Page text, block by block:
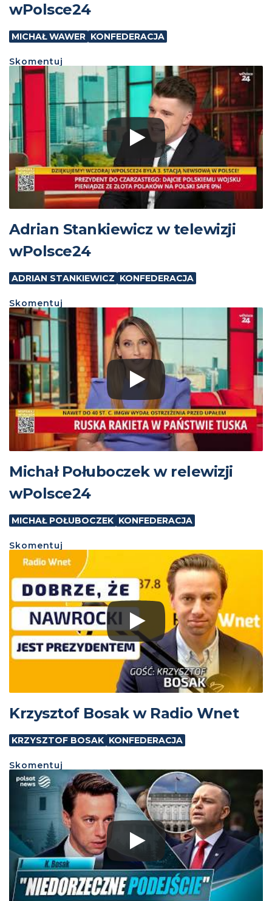
wPolsce24
MICHAŁ WAWER KONFEDERACJA
Skomentuj
Adrian Stankiewicz w telewizji
wPolsce24
ADRIAN STANKIEWICZ KONFEDERACJA
Skomentuj
Michał Połuboczek w relewizji
wPolsce24
MICHAŁ POŁUBOCZEK KONFEDERACJA
Skomentuj
Krzysztof Bosak w Radio Wnet
KRZYSZTOF BOSAK KONFEDERACJA
Skomentuj